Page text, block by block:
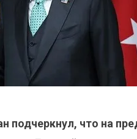
подчеркнул, что на